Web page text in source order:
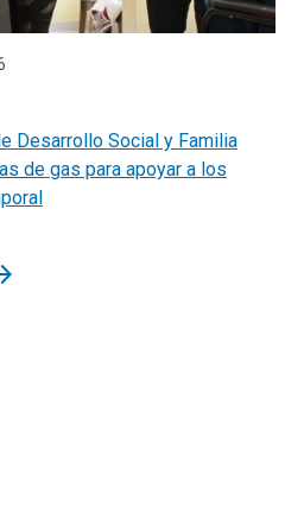
Desarrollo Social y Familia
de gas para apoyar a los